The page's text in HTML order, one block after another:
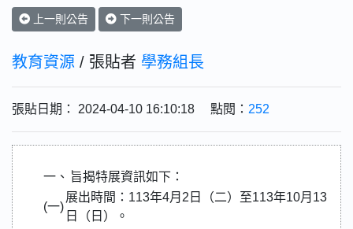
上一則公告 下一則公告
教育資源 / 張貼者 學務組長
張貼日期： 2024-04-10 16:10:18 點閱： 252
一、 旨揭特展資訊如下：
(一)
展出時間：113年4月2日（二）至113年10月13
日（日）。